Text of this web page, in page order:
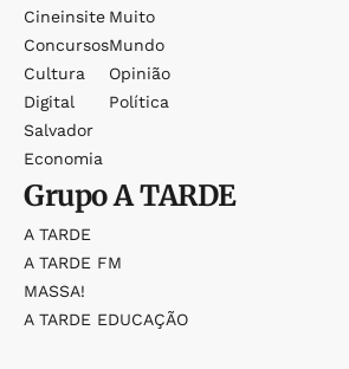
Cineinsite
Concursos
Cultura
Digital
Salvador
Economia
Muito
Mundo
Opinião
Política
GrupoA TARDE
A TARDE
A TARDE FM
MASSA!
A TARDE EDUCAÇÃO